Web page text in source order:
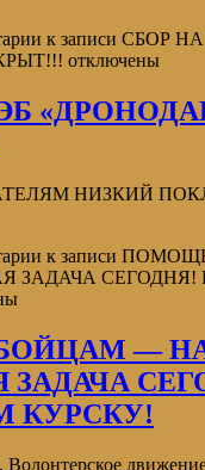
к записи СБОР
отключены
НИЗКИЙ
к записи
ЗАДАЧА СЕГОДНЯ!
—
КУРСКУ!
Волонтерское